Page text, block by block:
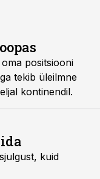
positsiooni
tekib üleilmne
kontinendil.
kuid